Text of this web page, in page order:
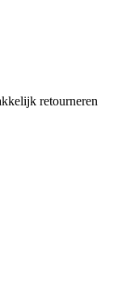
retourneren